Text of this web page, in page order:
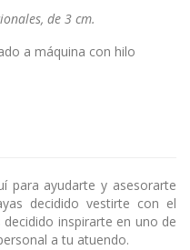
de 3 cm.
a máquina con hilo
para ayudarte y asesorarte
decidido vestirte con el
inspirarte en uno de
a tu atuendo.